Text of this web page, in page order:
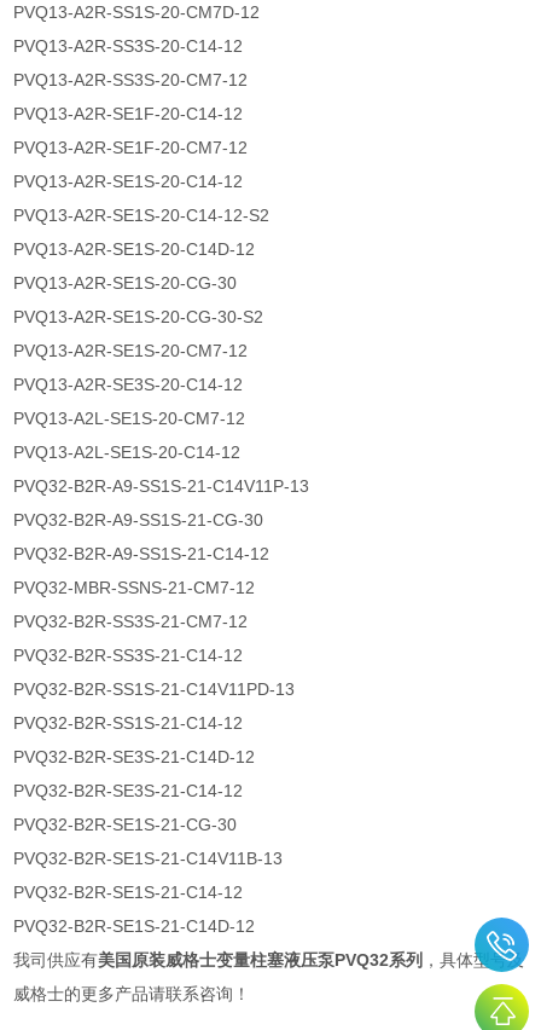
PVQ13-A2R-SS1S-20-CM7D-12
PVQ13-A2R-SS3S-20-C14-12
PVQ13-A2R-SS3S-20-CM7-12
PVQ13-A2R-SE1F-20-C14-12
PVQ13-A2R-SE1F-20-CM7-12
PVQ13-A2R-SE1S-20-C14-12
PVQ13-A2R-SE1S-20-C14-12-S2
PVQ13-A2R-SE1S-20-C14D-12
PVQ13-A2R-SE1S-20-CG-30
PVQ13-A2R-SE1S-20-CG-30-S2
PVQ13-A2R-SE1S-20-CM7-12
PVQ13-A2R-SE3S-20-C14-12
PVQ13-A2L-SE1S-20-CM7-12
PVQ13-A2L-SE1S-20-C14-12
PVQ32-B2R-A9-SS1S-21-C14V11P-13
PVQ32-B2R-A9-SS1S-21-CG-30
PVQ32-B2R-A9-SS1S-21-C14-12
PVQ32-MBR-SSNS-21-CM7-12
PVQ32-B2R-SS3S-21-CM7-12
PVQ32-B2R-SS3S-21-C14-12
PVQ32-B2R-SS1S-21-C14V11PD-13
PVQ32-B2R-SS1S-21-C14-12
PVQ32-B2R-SE3S-21-C14D-12
PVQ32-B2R-SE3S-21-C14-12
PVQ32-B2R-SE1S-21-CG-30
PVQ32-B2R-SE1S-21-C14V11B-13
PVQ32-B2R-SE1S-21-C14-12
PVQ32-B2R-SE1S-21-C14D-12
我司供应有美国原装威格士变量柱塞液压泵PVQ32系列 ，具体型号及
威格士的更多产品请联系咨询！